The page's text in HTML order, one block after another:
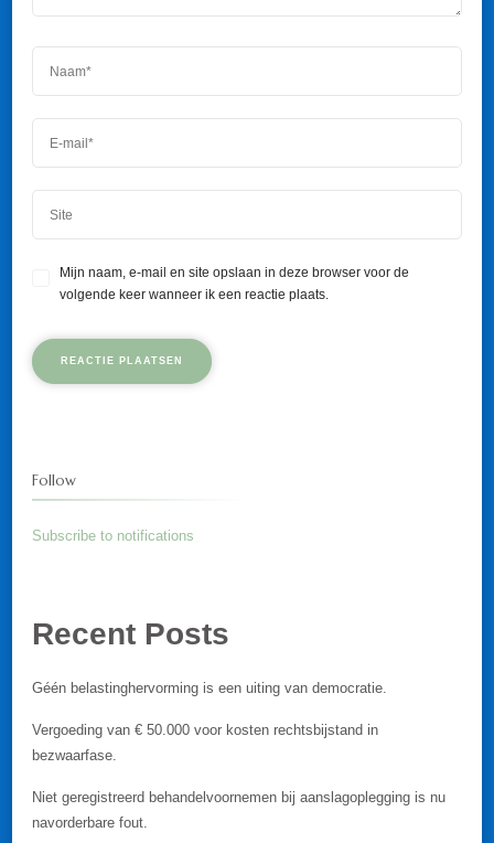
Mijn naam, e-mail en site opslaan in deze browser voor de
volgende keer wanneer ik een reactie plaats.
Follow
Subscribe to notifications
Recent Posts
Géén belastinghervorming is een uiting van democratie.
Vergoeding van € 50.000 voor kosten rechtsbijstand in
bezwaarfase.
Niet geregistreerd behandelvoornemen bij aanslagoplegging is nu
navorderbare fout.